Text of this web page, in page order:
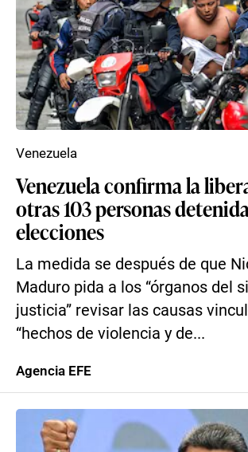
Venezuela confirma la
otras 103 personas
elecciones
La medida se después de que
Maduro pida a los “órganos del
justicia” revisar las causas
“hechos de violencia y de...
Venezuela
Agencia EFE